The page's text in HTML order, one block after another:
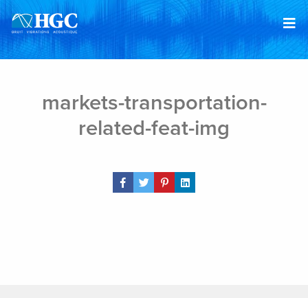
Skip to content
markets-transportation-
related-feat-img
Share Post